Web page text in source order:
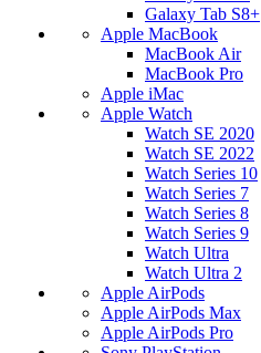
Galaxy Tab S8+
Apple MacBook
MacBook Air
MacBook Pro
Apple iMac
Apple Watch
Watch SE 2020
Watch SE 2022
Watch Series 10
Watch Series 7
Watch Series 8
Watch Series 9
Watch Ultra
Watch Ultra 2
Apple AirPods
Apple AirPods Max
Apple AirPods Pro